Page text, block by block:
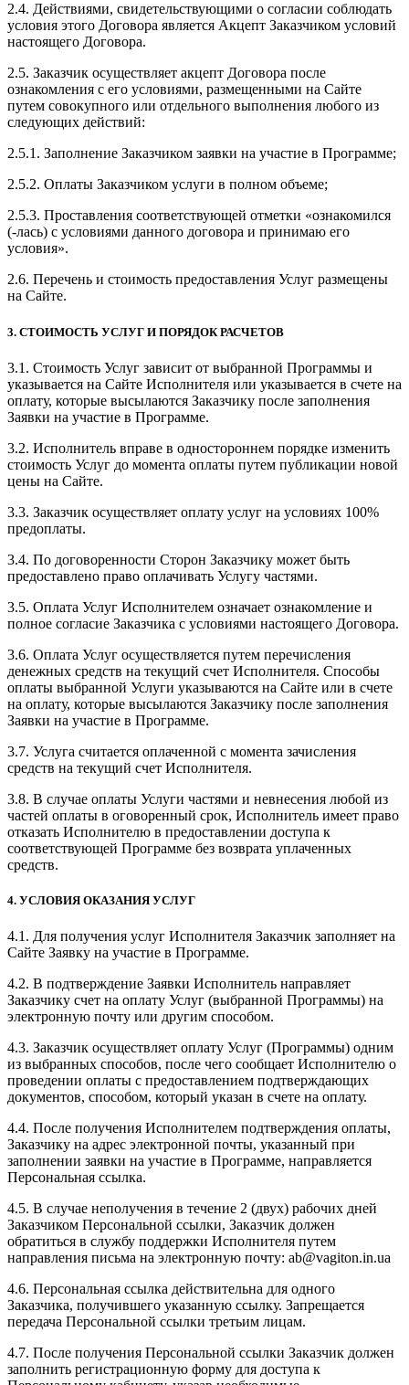
2.4. Действиями, свидетельствующими о согласии соблюдать
условия этого Договора является Акцепт Заказчиком условий
настоящего Договора.
2.5. Заказчик осуществляет акцепт Договора после
ознакомления с его условиями, размещенными на Сайте
путем совокупного или отдельного выполнения любого из
следующих действий:
2.5.1. Заполнение Заказчиком заявки на участие в Программе;
2.5.2. Оплаты Заказчиком услуги в полном объеме;
2.5.3. Проставления соответствующей отметки «ознакомился
(-лась) с условиями данного договора и принимаю его
условия».
2.6. Перечень и стоимость предоставления Услуг размещены
на Сайте.
3. СТОИМОСТЬ УСЛУГ И ПОРЯДОК РАСЧЕТОВ
3.1. Стоимость Услуг зависит от выбранной Программы и
указывается на Сайте Исполнителя или указывается в счете на
оплату, которые высылаются Заказчику после заполнения
Заявки на участие в Программе.
3.2. Исполнитель вправе в одностороннем порядке изменить
стоимость Услуг до момента оплаты путем публикации новой
цены на Сайте.
3.3. Заказчик осуществляет оплату услуг на условиях 100%
предоплаты.
3.4. По договоренности Сторон Заказчику может быть
предоставлено право оплачивать Услугу частями.
3.5. Оплата Услуг Исполнителем означает ознакомление и
полное согласие Заказчика с условиями настоящего Договора.
3.6. Оплата Услуг осуществляется путем перечисления
денежных средств на текущий счет Исполнителя. Способы
оплаты выбранной Услуги указываются на Сайте или в счете
на оплату, которые высылаются Заказчику после заполнения
Заявки на участие в Программе.
3.7. Услуга считается оплаченной с момента зачисления
средств на текущий счет Исполнителя.
3.8. В случае оплаты Услуги частями и невнесения любой из
частей оплаты в оговоренный срок, Исполнитель имеет право
отказать Исполнителю в предоставлении доступа к
соответствующей Программе без возврата уплаченных
средств.
4. УСЛОВИЯ ОКАЗАНИЯ УСЛУГ
4.1. Для получения услуг Исполнителя Заказчик заполняет на
Сайте Заявку на участие в Программе.
4.2. В подтверждение Заявки Исполнитель направляет
Заказчику счет на оплату Услуг (выбранной Программы) на
электронную почту или другим способом.
4.3. Заказчик осуществляет оплату Услуг (Программы) одним
из выбранных способов, после чего сообщает Исполнителю о
проведении оплаты с предоставлением подтверждающих
документов, способом, который указан в счете на оплату.
4.4. После получения Исполнителем подтверждения оплаты,
Заказчику на адрес электронной почты, указанный при
заполнении заявки на участие в Программе, направляется
Персональная ссылка.
4.5. В случае неполучения в течение 2 (двух) рабочих дней
Заказчиком Персональной ссылки, Заказчик должен
обратиться в службу поддержки Исполнителя путем
направления письма на электронную почту: ab@vagiton.in.ua
4.6. Персональная ссылка действительна для одного
Заказчика, получившего указанную ссылку. Запрещается
передача Персональной ссылки третьим лицам.
4.7. После получения Персональной ссылки Заказчик должен
заполнить регистрационную форму для доступа к